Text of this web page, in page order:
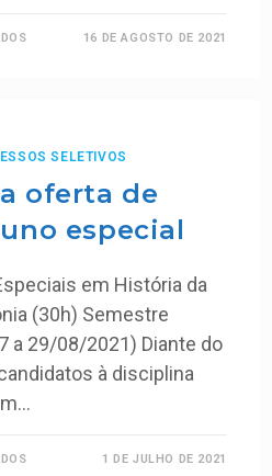
16 DE AGOSTO DE 2021
SELETIVOS
oferta de
especial
em História da
(30h) Semestre
a 29/08/2021) Diante do
à disciplina
1 DE JULHO DE 2021